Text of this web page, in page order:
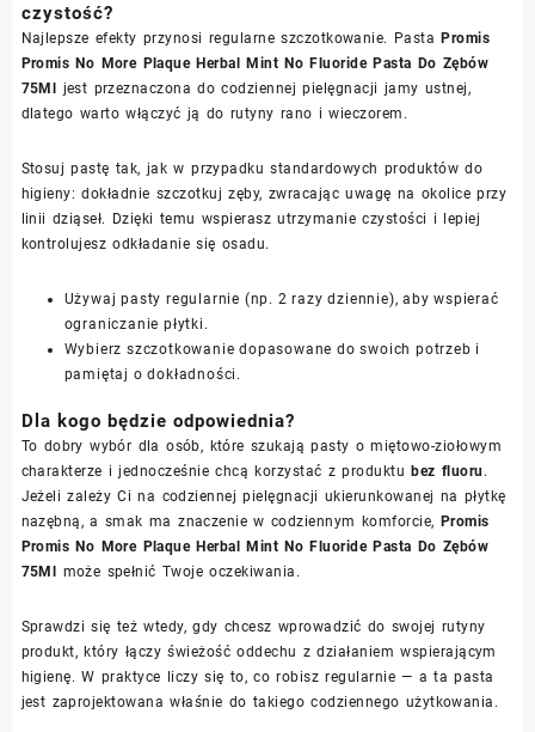
czystość?
Najlepsze efekty przynosi regularne szczotkowanie. PastaPromis
Promis No More Plaque Herbal Mint No Fluoride Pasta Do Zębów
75Ml jest przeznaczona do codziennej pielęgnacji jamy ustnej,
dlatego warto włączyć ją do rutyny rano i wieczorem.
Stosuj pastę tak, jak w przypadku standardowych produktów do
higieny: dokładnie szczotkuj zęby, zwracając uwagę na okolice przy
linii dziąseł. Dzięki temu wspierasz utrzymanie czystości i lepiej
kontrolujesz odkładanie się osadu.
Używaj pasty regularnie (np. 2 razy dziennie), aby wspierać
ograniczanie płytki.
Wybierz szczotkowanie dopasowane do swoich potrzeb i
pamiętaj o dokładności.
Dla kogo będzie odpowiednia?
To dobry wybór dla osób, które szukają pasty o miętowo-ziołowym
charakterze i jednocześnie chcą korzystać z produktubez fluoru .
Jeżeli zależy Ci na codziennej pielęgnacji ukierunkowanej na płytkę
nazębną, a smak ma znaczenie w codziennym komforcie, Promis
Promis No More Plaque Herbal Mint No Fluoride Pasta Do Zębów
75Ml może spełnić Twoje oczekiwania.
Sprawdzi się też wtedy, gdy chcesz wprowadzić do swojej rutyny
produkt, który łączy świeżość oddechu z działaniem wspierającym
higienę. W praktyce liczy się to, co robisz regularnie — a ta pasta
jest zaprojektowana właśnie do takiego codziennego użytkowania.